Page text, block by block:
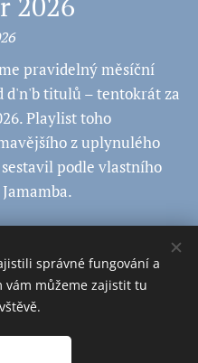
pravidelný měsíční
d'n'b titulů – tentokrát za
Playlist toho
z uplynulého
podle vlastního
Pexels
správné fungování a
vám můžeme zajistit tu